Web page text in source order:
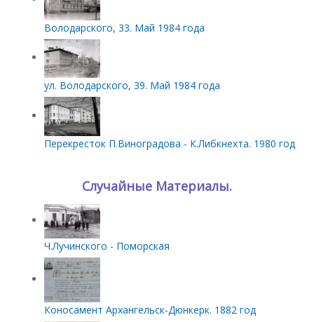
Володарского, 33. Май 1984 года
ул. Володарского, 39. Май 1984 года
Перекресток П.Виноградова - К.Либкнехта. 1980 год
Случайные Материалы.
Ч.Лучинского - Поморская
Коносамент Архангельск-Дюнкерк. 1882 год